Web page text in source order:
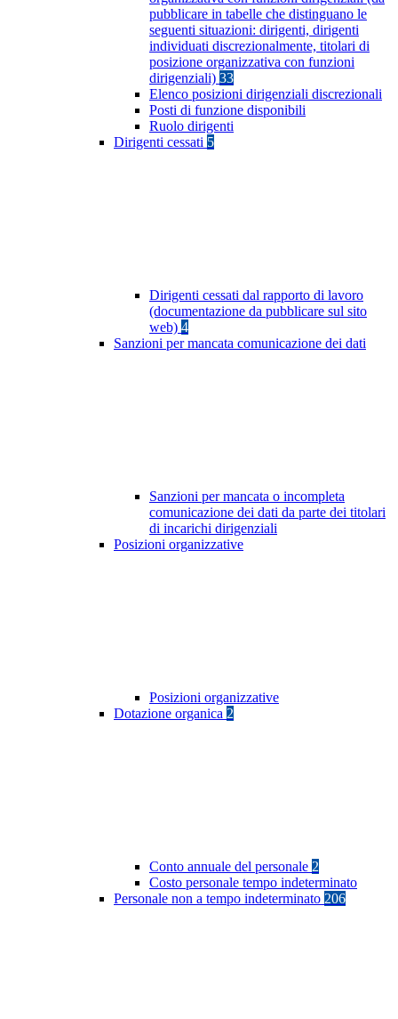
pubblicare in tabelle che distinguano le
seguenti situazioni: dirigenti, dirigenti
individuati discrezionalmente, titolari di
posizione organizzativa con funzioni
dirigenziali) 33
Elenco posizioni dirigenziali discrezionali
Posti di funzione disponibili
Ruolo dirigenti
Dirigenti cessati 5
Dirigenti cessati dal rapporto di lavoro
(documentazione da pubblicare sul sito
web) 4
Sanzioni per mancata comunicazione dei dati
Sanzioni per mancata o incompleta
comunicazione dei dati da parte dei titolari
di incarichi dirigenziali
Posizioni organizzative
Posizioni organizzative
Dotazione organica 2
Conto annuale del personale 2
Costo personale tempo indeterminato
Personale non a tempo indeterminato 206